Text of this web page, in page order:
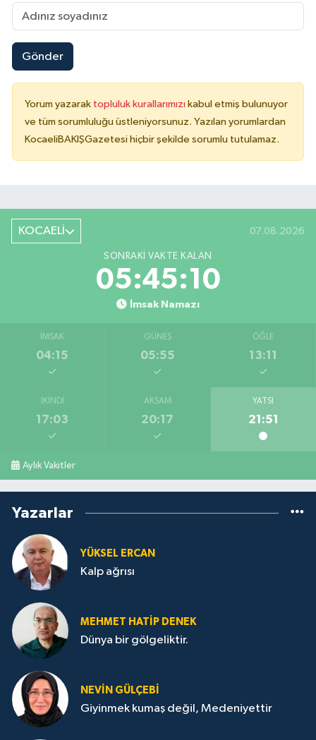
Gönder
Yorum yazarak topluluk kurallarımızı kabul etmiş bulunuyor
ve tüm sorumluluğu üstleniyorsunuz. Yazılan yorumlardan
KocaeliBAKIŞGazetesi hiçbir şekilde sorumlu tutulamaz.
KOCAELİ 07.08.2026
SONRAKI VAKTE KALAN
05:45:10
İmsak Namazı
İMSAK
04:15
GÜNEŞ
05:55
ÖĞLE
13:11
İKINDI
17:03
AKŞAM
20:17
YATSI
21:51
Aylık Vakitler
Yazarlar
YÜKSEL ERCAN
Kalp ağrısı
MEHMET HATİP DENEK
Dünya bir gölgeliktir.
NEVİN GÜLÇEBİ
Giyinmek kumaş değil, Medeniyettir